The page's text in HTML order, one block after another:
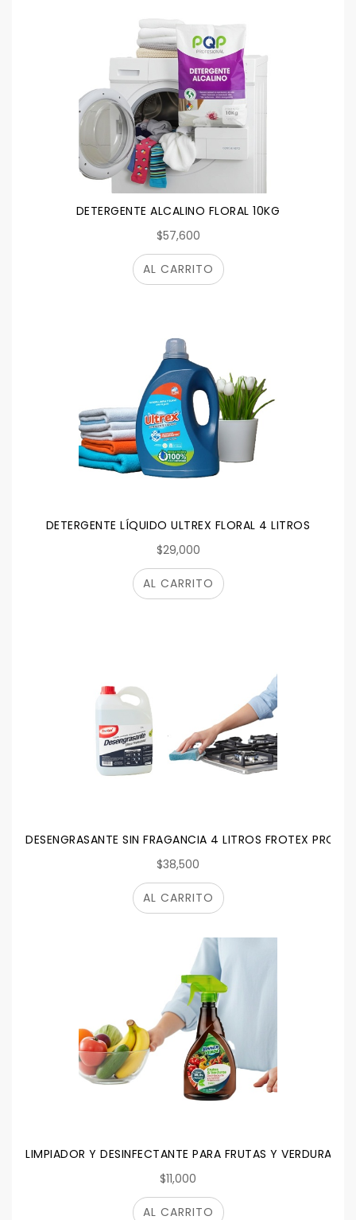
DETERGENTE ALCALINO FLORAL 10KG
$57,600
AL CARRITO
DETERGENTE LÍQUIDO ULTREX FLORAL 4 LITROS
$29,000
AL CARRITO
DESENGRASANTE SIN FRAGANCIA 4 LITROS FROTEX
$38,500
AL CARRITO
LIMPIADOR Y DESINFECTANTE PARA FRUTAS Y VERDURAS
$11,000
AL CARRITO